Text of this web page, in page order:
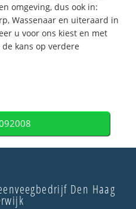
omgeving, dus ook in:
Wassenaar en uiteraard in
u voor ons kiest en met
kans op verdere
Den Haag